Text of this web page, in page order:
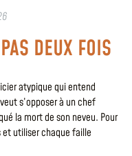
DEUX FOIS
atypique qui entend
s’opposer à un chef
la mort de son neveu. Pour
utiliser chaque faille